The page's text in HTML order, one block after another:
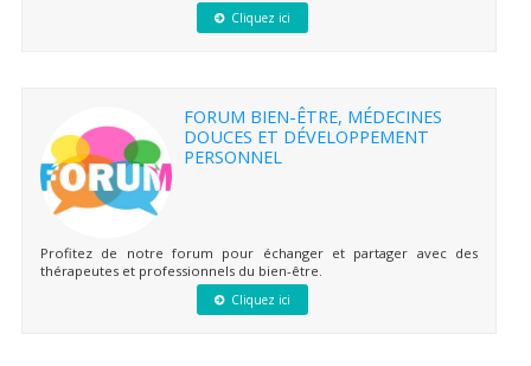
Cliquez ici
FORUM BIEN-ÊTRE, MÉDECINES
DOUCES ET DÉVELOPPEMENT
PERSONNEL
Profitez de notre forum pour échanger et partager avec des
thérapeutes et professionnels du bien-être.
Cliquez ici